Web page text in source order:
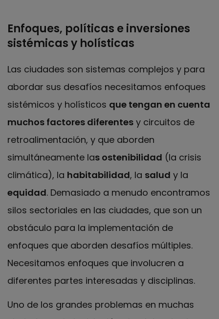
Enfoques, políticas e inversiones
sistémicas y holísticas
Las ciudades son sistemas complejos y para
abordar sus desafíos necesitamos enfoques
sistémicos y holísticos que tengan en cuenta
muchos factores diferentes y circuitos de
retroalimentación, y que aborden
simultáneamente las ostenibilidad (la crisis
climática), la habitabilidad, la salud y la
equidad. Demasiado a menudo encontramos
silos sectoriales en las ciudades, que son un
obstáculo para la implementación de
enfoques que aborden desafíos múltiples.
Necesitamos enfoques que involucren a
diferentes partes interesadas y disciplinas.
Uno de los grandes problemas en muchas